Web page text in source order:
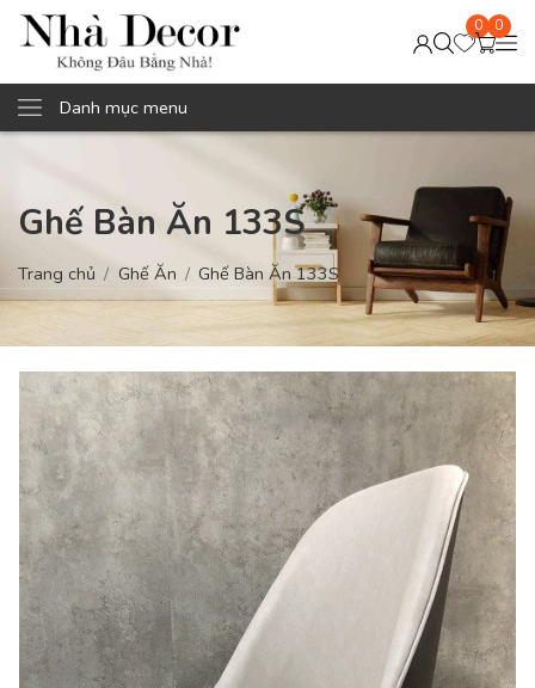
0 0
Danh mục menu
Ghế Bàn Ăn 133S
Trang chủ Ghế Ăn Ghế Bàn Ăn 133S